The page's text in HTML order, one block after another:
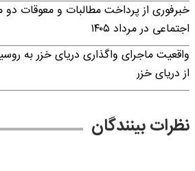
خبرفوری از پرداخت مطالبات و معوقات دو
اجتماعی در مرداد ۱۴۰۵
واقعیت ماجرای واگذاری دریای خزر به
از دریای خزر
نظرات بینندگان